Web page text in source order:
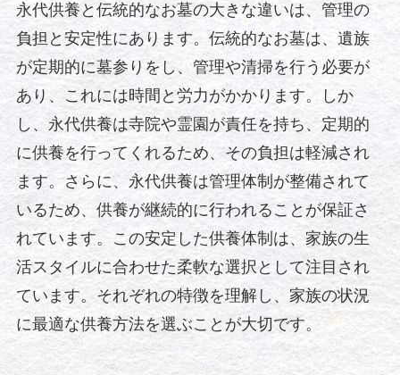
永代供養と伝統的なお墓の大きな違いは、管理の
負担と安定性にあります。伝統的なお墓は、遺族
が定期的に墓参りをし、管理や清掃を行う必要が
あり、これには時間と労力がかかります。しか
し、永代供養は寺院や霊園が責任を持ち、定期的
に供養を行ってくれるため、その負担は軽減され
ます。さらに、永代供養は管理体制が整備されて
いるため、供養が継続的に行われることが保証さ
れています。この安定した供養体制は、家族の生
活スタイルに合わせた柔軟な選択として注目され
ています。それぞれの特徴を理解し、家族の状況
に最適な供養方法を選ぶことが大切です。